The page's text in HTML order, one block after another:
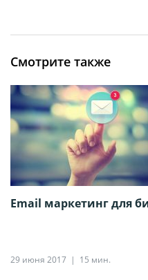
Смотрите также
Email маркетинг для
29 июня 2017 15 мин.